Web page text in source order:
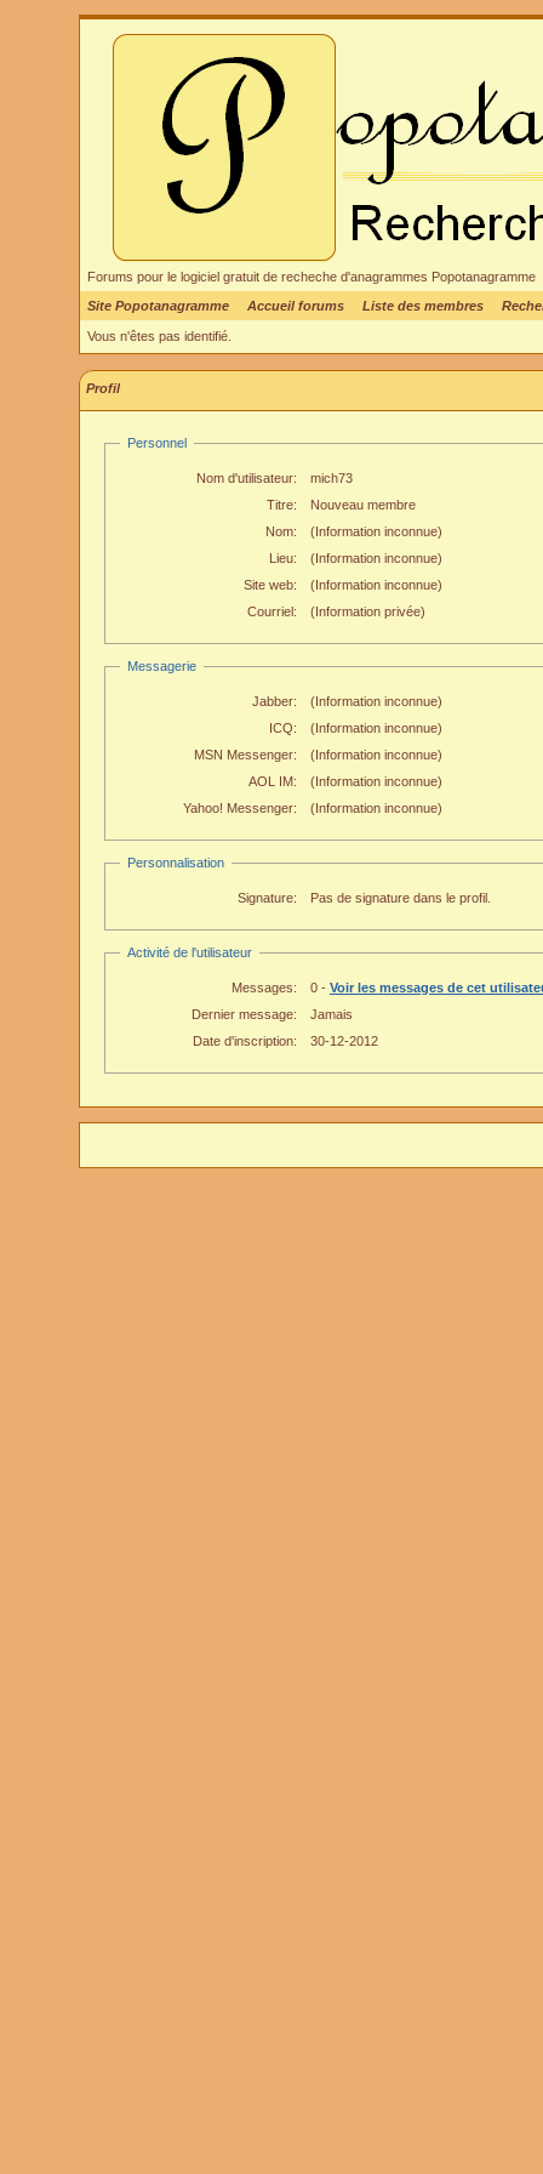
Forums pour le logiciel gratuit de recheche d'anagrammes Popotanagramme
Site Popotanagramme
Accueil forums Liste des membres
Vous n'êtes pas identifié.
Profil
Personnel
Nom d'utilisateur:
mich73
Titre:
Nouveau membre
Nom:
(Information inconnue)
Lieu:
(Information inconnue)
Site web:
(Information inconnue)
Courriel:
(Information privée)
Messagerie
Jabber:
(Information inconnue)
ICQ:
(Information inconnue)
MSN Messenger:
(Information inconnue)
AOL IM:
(Information inconnue)
Yahoo! Messenger:
(Information inconnue)
Personnalisation
Signature: Pas de signature dans le profil.
Activité de l'utilisateur
Messages: 0 - Voir les messages de cet
Dernier message:
Jamais
Date d'inscription:
30-12-2012